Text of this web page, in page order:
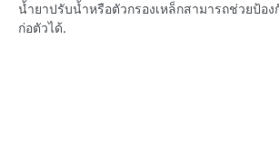
น้ำยาปรับน้ำหรือตัวกรองเหล็กสามารถช่วยป้อ
ก่อตัวได้.